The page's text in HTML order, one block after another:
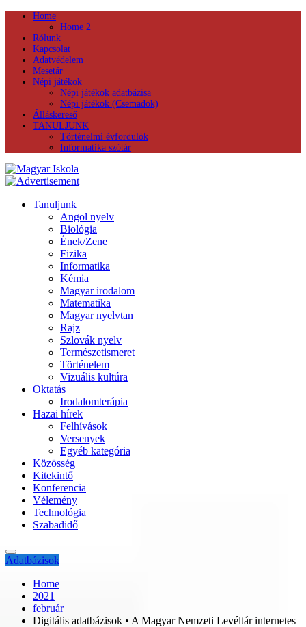
Home
Home 2
Rólunk
Kapcsolat
Adatvédelem
Mesetár
Népi játékok
Népi játékok adatbázisa
Népi játékok (Csemadok)
Álláskereső
TANULJUNK
Történelmi évfordulók
Informatika szótár
Tanuljunk
Angol nyelv
Biológia
Ének/Zene
Fizika
Informatika
Kémia
Magyar irodalom
Matematika
Magyar nyelvtan
Rajz
Szlovák nyelv
Természetismeret
Történelem
Vizuális kultúra
Oktatás
Irodalomterápia
Hazai hírek
Felhívások
Versenyek
Egyéb kategória
Közösség
Kitekintő
Konferencia
Vélemény
Technológia
Szabadidő
Adatbázisok
Home
2021
február
Digitális adatbázisok • A Magyar Nemzeti Levéltár internetes